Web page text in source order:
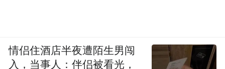
情侣住酒店半夜遭陌生男闯
入，当事人：伴侣被看光，